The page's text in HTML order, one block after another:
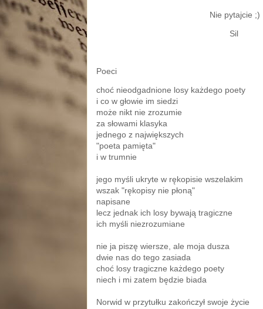
Nie pytajcie ;)
Sil
Poeci
choć nieodgadnione losy każdego poety
i co w głowie im siedzi
może nikt nie zrozumie
za słowami klasyka
jednego z największych
"poeta pamięta"
i w trumnie
jego myśli ukryte w rękopisie wszelakim
wszak "rękopisy nie płoną"
napisane
lecz jednak ich losy bywają tragiczne
ich myśli niezrozumiane
nie ja piszę wiersze, ale moja dusza
dwie nas do tego zasiada
choć losy tragiczne każdego poety
niech i mi zatem będzie biada
Norwid w przytułku zakończył swoje życie